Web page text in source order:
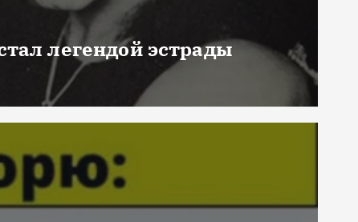
легендой эстрады